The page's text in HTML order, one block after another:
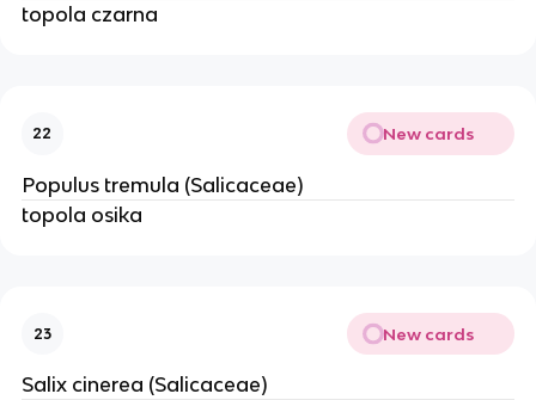
topola czarna
22 New cards
Populus tremula (Salicaceae)
topola osika
23 New cards
Salix cinerea (Salicaceae)